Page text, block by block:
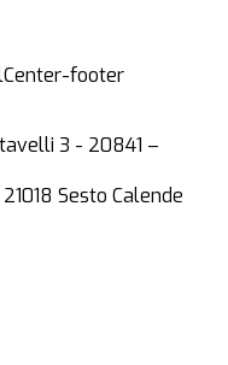
3 - 20841 –
Sesto Calende